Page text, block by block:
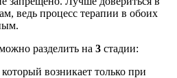
ведь процесс терапии в обоих
разделить на 3 стадии:
возникает только при